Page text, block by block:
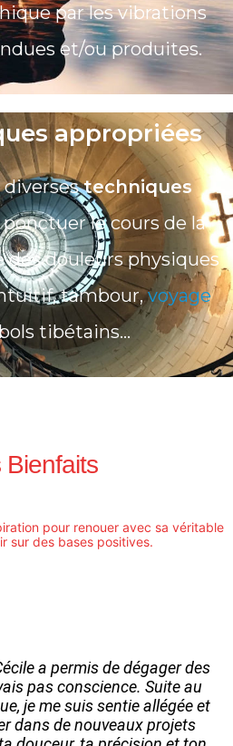
par les vibrations
et/ou produites.
appropriées
diversestechniques
ponctuer le cours de la
des douleurs physiques
tambour,voyage
tibétains…
Bienfaits
pour renouer avec sa véritable
sur des bases positives.
a permis de dégager des
pas conscience. Suite au
je me suis sentie allégée et
dans de nouveaux projets